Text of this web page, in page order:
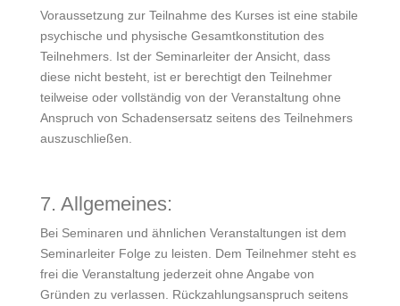
Voraussetzung zur Teilnahme des Kurses ist eine stabile
psychische und physische Gesamtkonstitution des
Teilnehmers. Ist der Seminarleiter der Ansicht, dass
diese nicht besteht, ist er berechtigt den Teilnehmer
teilweise oder vollständig von der Veranstaltung ohne
Anspruch von Schadensersatz seitens des Teilnehmers
auszuschließen.
7. Allgemeines:
Bei Seminaren und ähnlichen Veranstaltungen ist dem
Seminarleiter Folge zu leisten. Dem Teilnehmer steht es
frei die Veranstaltung jederzeit ohne Angabe von
Gründen zu verlassen. Rückzahlungsanspruch seitens